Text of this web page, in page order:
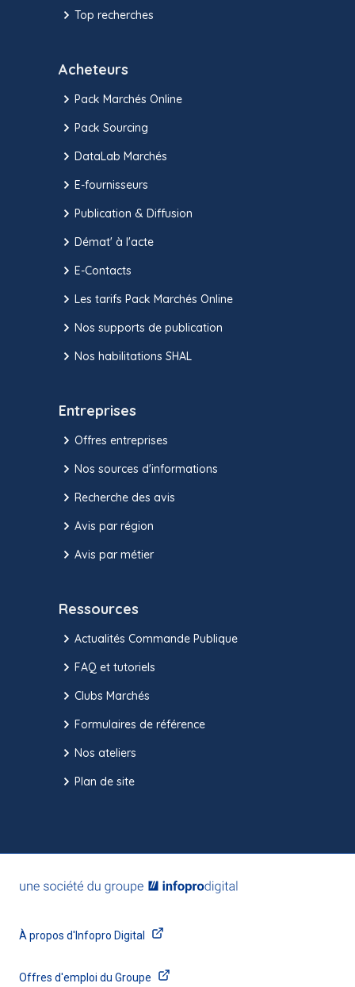
Top recherches
Acheteurs
Pack Marchés Online
Pack Sourcing
DataLab Marchés
E-fournisseurs
Publication & Diffusion
Démat' à l'acte
E-Contacts
Les tarifs Pack Marchés Online
Nos supports de publication
Nos habilitations SHAL
Entreprises
Offres entreprises
Nos sources d'informations
Recherche des avis
Avis par région
Avis par métier
Ressources
Actualités Commande Publique
FAQ et tutoriels
Clubs Marchés
Formulaires de référence
Nos ateliers
Plan de site